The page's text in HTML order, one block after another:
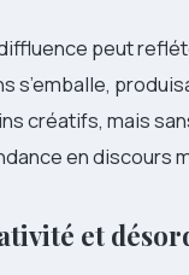
peut
créatifs, mais
en discours
et